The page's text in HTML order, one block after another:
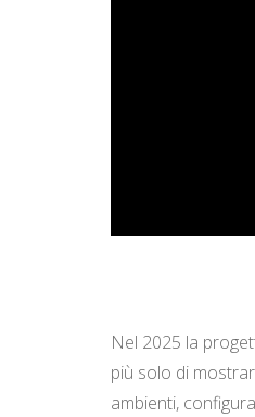
Nel 2025 la
più solo di
ambienti,